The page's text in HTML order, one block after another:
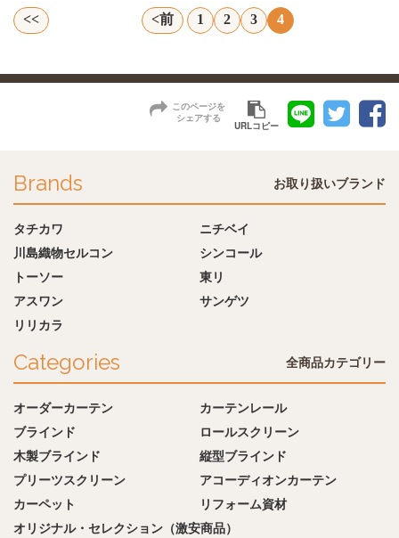
<< <前 1 2 3 4
このページを
シェアする
URLコピー
Brands お取り扱いブランド
タチカワ
ニチベイ
川島織物セルコン
シンコール
トーソー
東リ
アスワン
サンゲツ
リリカラ
Categories 全商品カテゴリー
オーダーカーテン
カーテンレール
ブラインド
ロールスクリーン
木製ブラインド
縦型ブラインド
プリーツスクリーン
アコーディオンカーテン
カーペット
リフォーム資材
オリジナル・セレクション（激安商品）